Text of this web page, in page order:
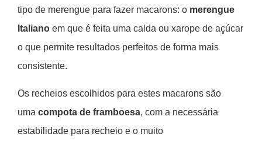
tipo de merengue para fazer macarons: o merengue
Italiano em que é feita uma calda ou xarope de açúcar
o que permite resultados perfeitos de forma mais
consistente.
Os recheios escolhidos para estes macarons são
uma compota de framboesa, com a necessária
estabilidade para recheio e o muito